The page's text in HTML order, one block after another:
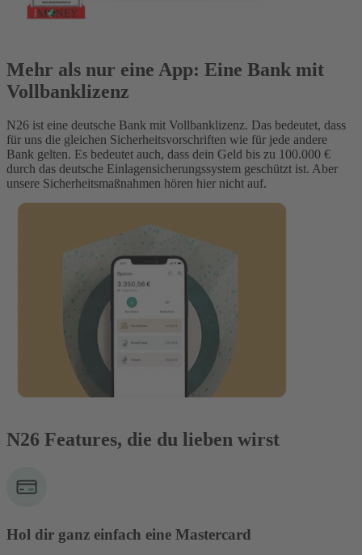
Mehr als nur eine App: Eine Bank mit
Vollbanklizenz
N26 ist eine deutsche Bank mit Vollbanklizenz. Das bedeutet, dass
für uns die gleichen Sicherheitsvorschriften wie für jede andere
Bank gelten. Es bedeutet auch, dass dein Geld bis zu 100.000 €
durch das deutsche Einlagensicherungssystem geschützt ist. Aber
unsere Sicherheitsmaßnahmen hören hier nicht auf.
N26 Features, die du lieben wirst
Hol dir ganz einfach eine Mastercard